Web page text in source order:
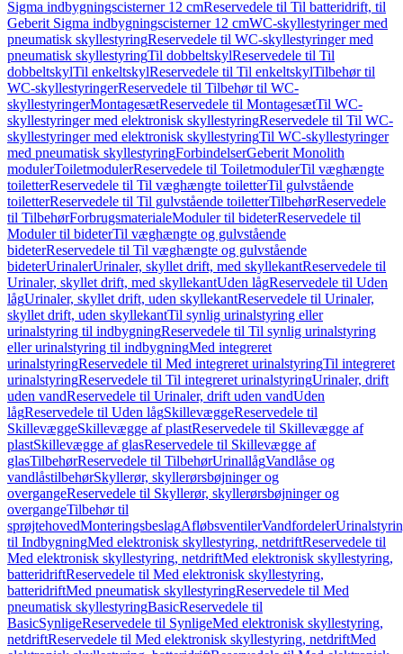
Sigma indbygningscisterner 12 cmReservedele til Til batteridrift, til
Geberit Sigma indbygningscisterner 12 cmWC-skyllestyringer med
pneumatisk skyllestyringReservedele til WC-skyllestyringer med
pneumatisk skyllestyringTil dobbeltskylReservedele til Til
dobbeltskylTil enkeltskylReservedele til Til enkeltskylTilbehør til
WC-skyllestyringerReservedele til Tilbehør til WC-
skyllestyringerMontagesætReservedele til MontagesætTil WC-
skyllestyringer med elektronisk skyllestyringReservedele til Til WC-
skyllestyringer med elektronisk skyllestyringTil WC-skyllestyringer
med pneumatisk skyllestyringForbindelserGeberit Monolith
modulerToiletmodulerReservedele til ToiletmodulerTil væghængte
toiletterReservedele til Til væghængte toiletterTil gulvstående
toiletterReservedele til Til gulvstående toiletterTilbehørReservedele
til TilbehørForbrugsmaterialeModuler til bideterReservedele til
Moduler til bideterTil væghængte og gulvstående
bideterReservedele til Til væghængte og gulvstående
bideterUrinalerUrinaler, skyllet drift, med skyllekantReservedele til
Urinaler, skyllet drift, med skyllekantUden lågReservedele til Uden
lågUrinaler, skyllet drift, uden skyllekantReservedele til Urinaler,
skyllet drift, uden skyllekantTil synlig urinalstyring eller
urinalstyring til indbygningReservedele til Til synlig urinalstyring
eller urinalstyring til indbygningMed integreret
urinalstyringReservedele til Med integreret urinalstyringTil integreret
urinalstyringReservedele til Til integreret urinalstyringUrinaler, drift
uden vandReservedele til Urinaler, drift uden vandUden
lågReservedele til Uden lågSkillevæggeReservedele til
SkillevæggeSkillevægge af plastReservedele til Skillevægge af
plastSkillevægge af glasReservedele til Skillevægge af
glasTilbehørReservedele til TilbehørUrinallågVandlåse og
vandlåstilbehørSkyllerør, skyllerørsbøjninger og
overgangeReservedele til Skyllerør, skyllerørsbøjninger og
overgangeTilbehør til
sprøjtehovedMonteringsbeslagAfløbsventilerVandfordeler
til IndbygningMed elektronisk skyllestyring, netdriftReservedele til
Med elektronisk skyllestyring, netdriftMed elektronisk skyllestyring,
batteridriftReservedele til Med elektronisk skyllestyring,
batteridriftMed pneumatisk skyllestyringReservedele til Med
pneumatisk skyllestyringBasicReservedele til
BasicSynligeReservedele til SynligeMed elektronisk skyllestyring,
netdriftReservedele til Med elektronisk skyllestyring, netdriftMed